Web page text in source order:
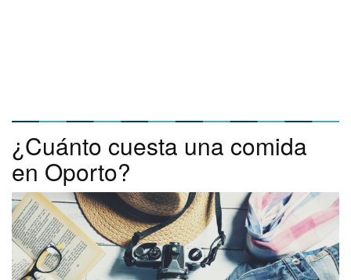
¿Cuánto cuesta una comida
en Oporto?